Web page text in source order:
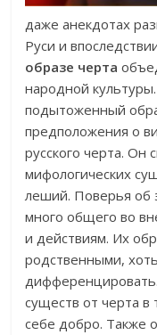
даже анекдотах
Руси и
образе черта
народной
подытоженный
предположения о
русского черта. Он
мифологических
леший. Поверья об
много общего во
и действиям. Их
родственными,
существ от черта в
себе добро. Также